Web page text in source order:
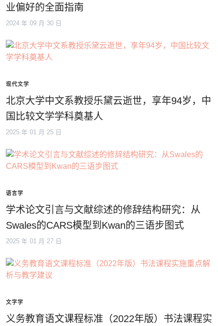
业偏好的全面指南
2024 年 09 月 30 日
现代文学
北京大学中文系教授乐黛云逝世，享年94岁，中
国比较文学学科奠基人
2025 年 01 月 25 日
语言学
学术论文引言与文献综述的修辞结构研究：从
Swales的CARS模型到Kwan的三语步图式
2025 年 01 月 27 日
文字学
义务教育语文课程标准（2022年版）书法课程实